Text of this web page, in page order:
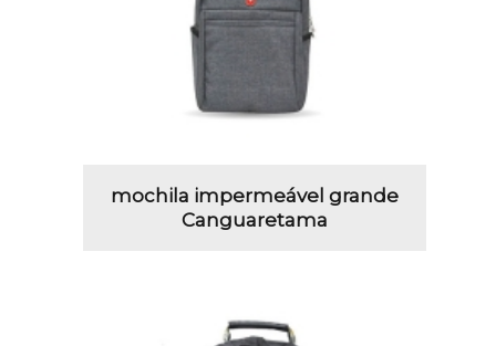
mochila impermeável grande
Canguaretama